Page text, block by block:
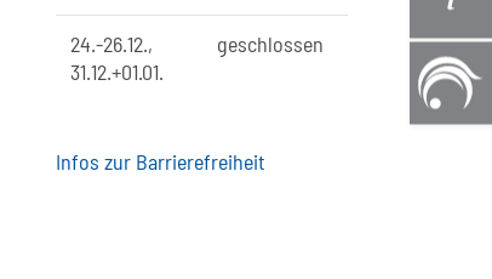
24.-26.12.,
31.12.+01.01.
geschlossen
Infos zur Barrierefreiheit